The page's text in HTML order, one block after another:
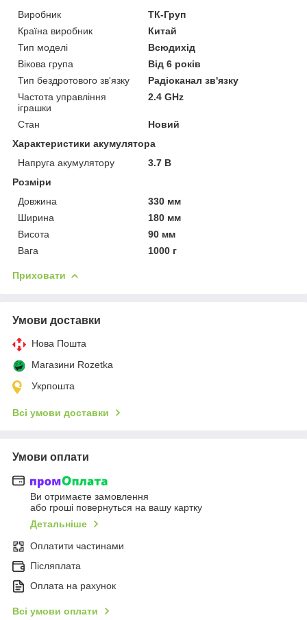
Виробник
ТК-Груп
Країна виробник
Китай
Тип моделі
Всюдихід
Вікова група
Від 6 років
Тип бездротового зв'язку
Радіоканал зв'язку
Частота управління
іграшки
2.4 GHz
Стан
Новий
Характеристики акумулятора
Напруга акумулятору
3.7 В
Розміри
Довжина
330 мм
Ширина
180 мм
Висота
90 мм
Вага
1000 г
Приховати
Умови доставки
Нова Пошта
Магазини Rozetka
Укрпошта
Всі умови доставки
Умови оплати
Ви отримаєте замовлення
або гроші повернуться на вашу картку
Детальніше
Оплатити частинами
Післяплата
Оплата на рахунок
Всі умови оплати